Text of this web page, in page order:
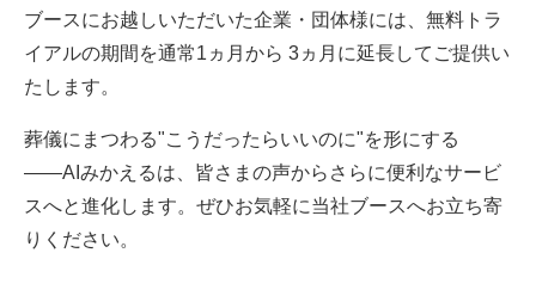
ブースにお越しいただいた企業・団体様には、無料トラ
イアルの期間を通常1ヵ月から 3ヵ月に延長してご提供い
たします。
葬儀にまつわる"こうだったらいいのに"を形にする
――AIみかえるは、皆さまの声からさらに便利なサービ
スへと進化します。ぜひお気軽に当社ブースへお立ち寄
りください。